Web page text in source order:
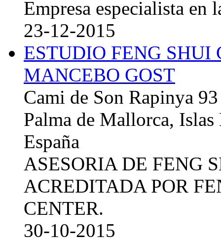
Empresa especialista en
23-12-2015
ESTUDIO FENG
MANCEBO GOST
Cami de Son Rapinya 93
Palma de Mallorca, Islas
España
ASESORIA DE FENG
ACREDITADA POR
CENTER.
30-10-2015